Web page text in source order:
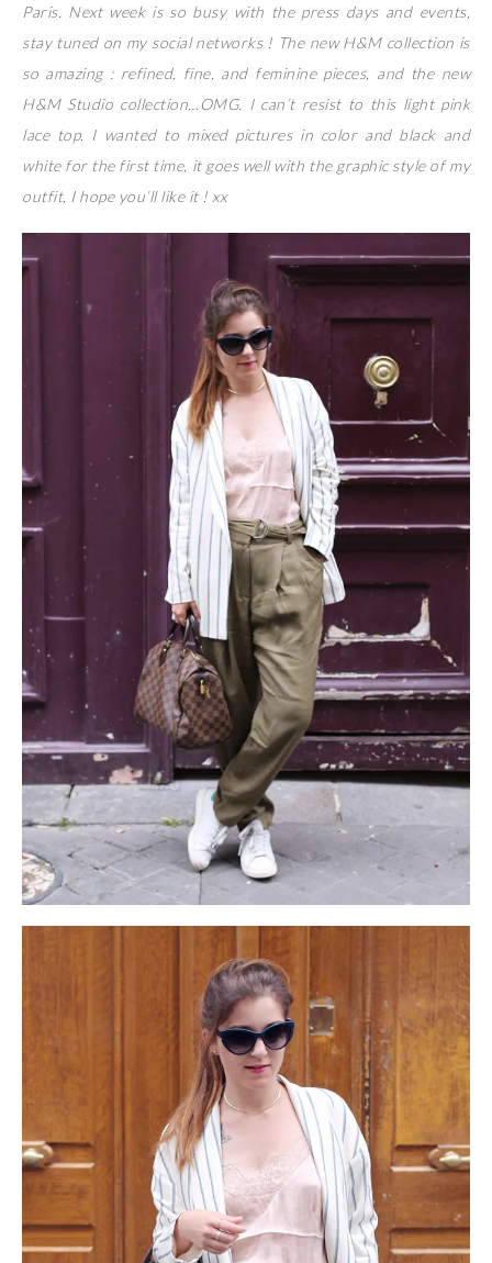
Paris. Next week is so busy with the press days and events,
stay tuned on my social networks ! The new H&M collection is
so amazing : refined, fine, and feminine pieces, and the new
H&M Studio collection…OMG. I can’t resist to this light pink
lace top. I wanted to mixed pictures in color and black and
white for the first time, it goes well with the graphic style of my
outfit, I hope you’ll like it ! xx